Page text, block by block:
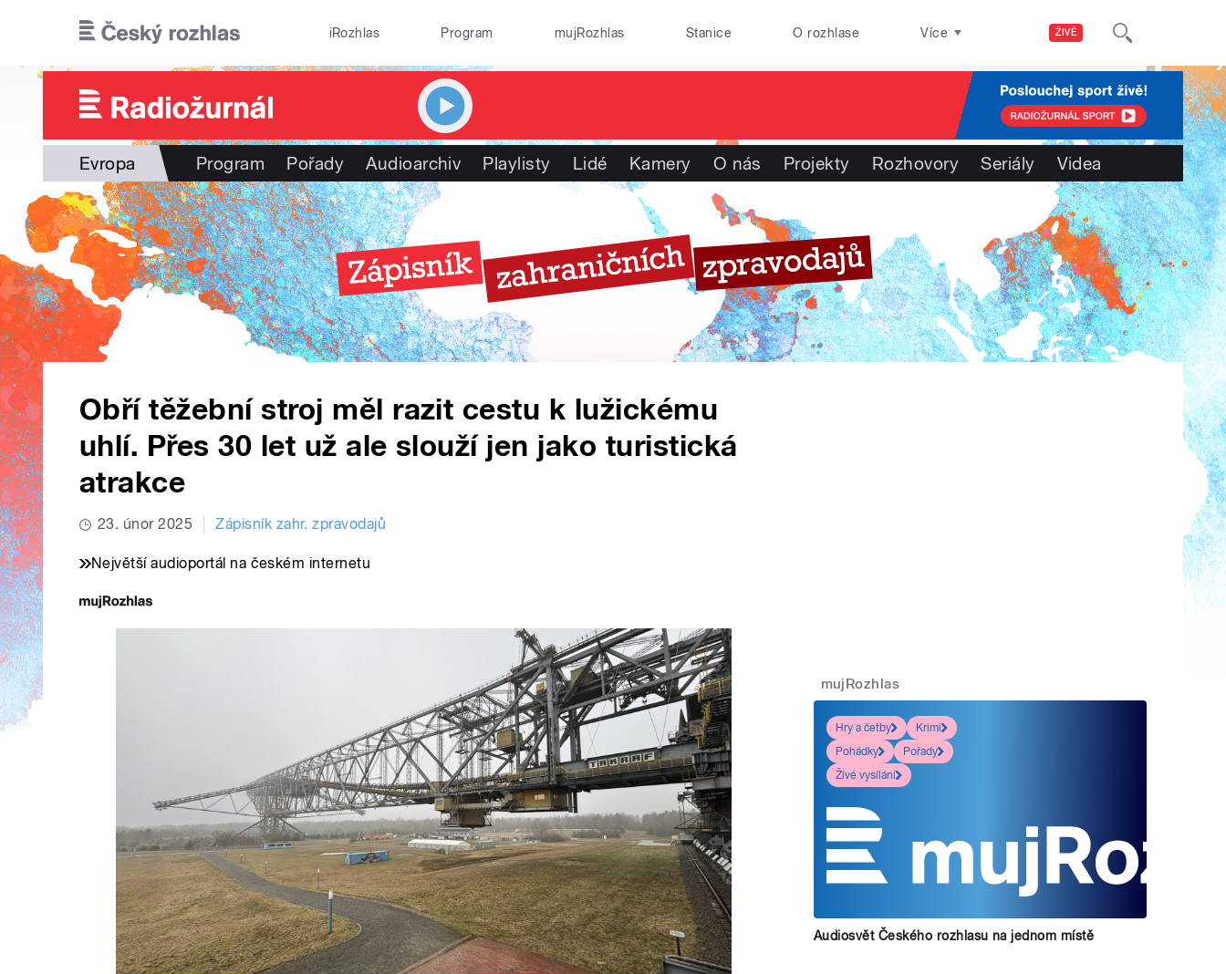
ŽIVĚ
iRozhlas Program mujRozhlas Stanice O rozhlase Více
Evropa Program Pořady Audioarchiv Playlisty Lidé Kamery O nás Projekty Rozhovory Seriály Videa
Obří těžební stroj měl razit cestu k lužickému
uhlí. Přes 30 let už ale slouží jen jako turistická
atrakce
23. únor 2025 Zápisník zahr. zpravodajů
Největší audioportál na českém internetu
mujRozhlas
Hry a četby
Krimi
Pohádky
Pořady
Živé vysílání
Audiosvět Českého rozhlasu na jednom místě